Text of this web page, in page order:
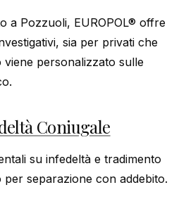
a Pozzuoli, EUROPOL® offre
sia per privati che
viene personalizzato sulle
Coniugale
su infedeltà e tradimento
separazione con addebito.